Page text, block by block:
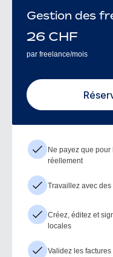
Gestion des
26 CHF
par freelance/mois
Ne payez que
réellement
Travaillez avec
Créez, éditez et
locales
Validez les